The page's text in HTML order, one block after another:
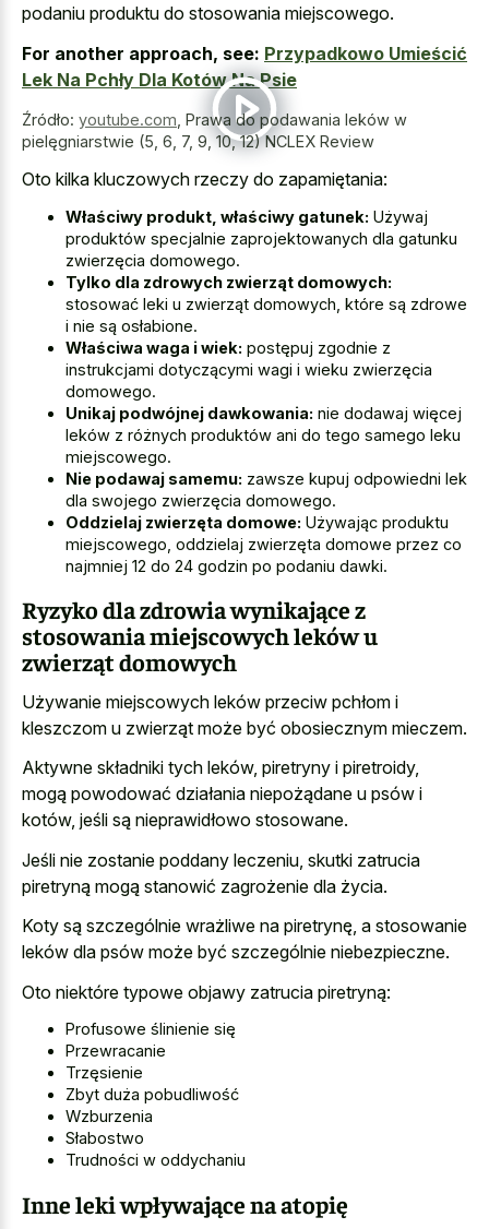
podaniu produktu do stosowania miejscowego.
For another approach, see: Przypadkowo Umieścić
Lek Na Pchły Dla Kotów Na Psie
Źródło: youtube.com Prawa do podawania leków w
pielęgniarstwie (5, 6, 7, 9, 10, 12) NCLEX Review
Oto kilka kluczowych rzeczy do zapamiętania:
Właściwy produkt, właściwy gatunek: Używaj
produktów specjalnie zaprojektowanych dla gatunku
zwierzęcia domowego.
Tylko dla zdrowych zwierząt domowych:
stosować leki u zwierząt domowych, które są zdrowe
i nie są osłabione.
Właściwa waga i wiek: postępuj zgodnie z
instrukcjami dotyczącymi wagi i wieku zwierzęcia
domowego.
Unikaj podwójnej dawkowania: nie dodawaj więcej
leków z różnych produktów ani do tego samego leku
miejscowego.
Nie podawaj samemu: zawsze kupuj odpowiedni lek
dla swojego zwierzęcia domowego.
Oddzielaj zwierzęta domowe: Używając produktu
miejscowego, oddzielaj zwierzęta domowe przez co
najmniej 12 do 24 godzin po podaniu dawki.
Ryzyko dla zdrowia wynikające z
stosowania miejscowych leków u
zwierząt domowych
Używanie miejscowych leków przeciw pchłom i
kleszczom u zwierząt może być obosiecznym mieczem.
Aktywne składniki tych leków, piretryny i piretroidy,
mogą powodować działania niepożądane u psów i
kotów, jeśli są nieprawidłowo stosowane.
Jeśli nie zostanie poddany leczeniu, skutki zatrucia
piretryną mogą stanowić zagrożenie dla życia.
Koty są szczególnie wrażliwe na piretrynę, a stosowanie
leków dla psów może być szczególnie niebezpieczne.
Oto niektóre typowe objawy zatrucia piretryną:
Profusowe ślinienie się
Przewracanie
Trzęsienie
Zbyt duża pobudliwość
Wzburzenia
Słabostwo
Trudności w oddychaniu
Inne leki wpływające na atopię